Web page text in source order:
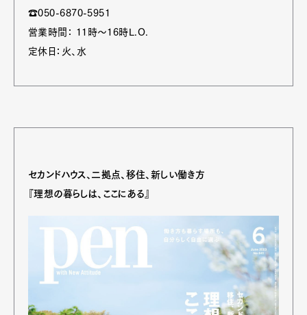
☎050-6870-5951
営業時間： 11時～16時L.O.
定休日：火、水
セカンドハウス、二拠点、移住、新しい働き方
『理想の暮らしは、ここにある』